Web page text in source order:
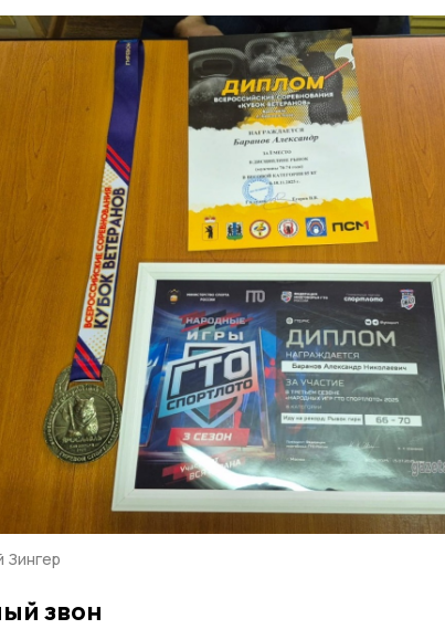
Зингер
звон